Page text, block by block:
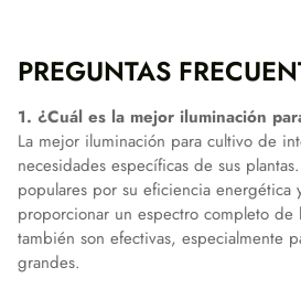
PREGUNTAS
1. ¿Cuál es la mejor iluminación
La mejor iluminación para cultivo de
necesidades específicas de sus
populares por su eficiencia energética
proporcionar un espectro completo de
también son efectivas, especialmente
grandes.